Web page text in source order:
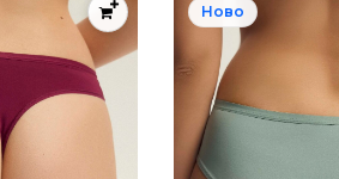
Ново